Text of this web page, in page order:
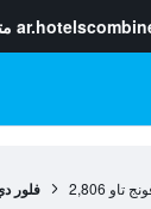
تاو 2,806 فلور